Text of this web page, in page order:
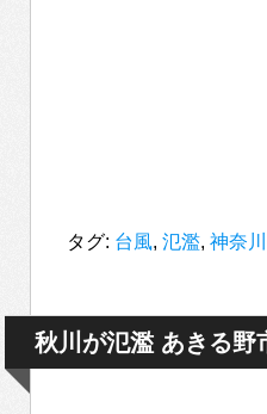
タグ: 台風, 氾濫, 神奈川
秋川が氾濫 あきる野